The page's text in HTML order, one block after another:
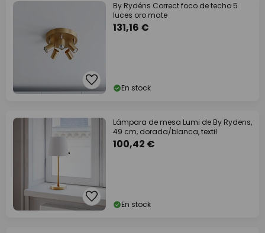
By Rydéns Correct foco de techo 5
luces oro mate
131,16 €
En stock
Lámpara de mesa Lumi de By Rydens,
49 cm, dorada/blanca, textil
100,42 €
En stock